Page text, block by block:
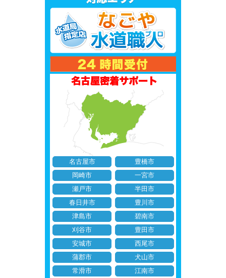
名古屋市
豊橋市
岡崎市
一宮市
瀬戸市
半田市
春日井市
豊川市
津島市
碧南市
刈谷市
豊田市
安城市
西尾市
蒲郡市
犬山市
常滑市
江南市